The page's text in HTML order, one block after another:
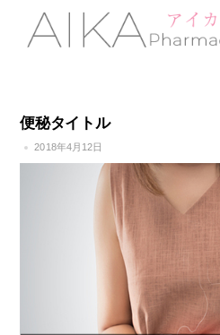
content
便秘タイトル
2018年4月12日